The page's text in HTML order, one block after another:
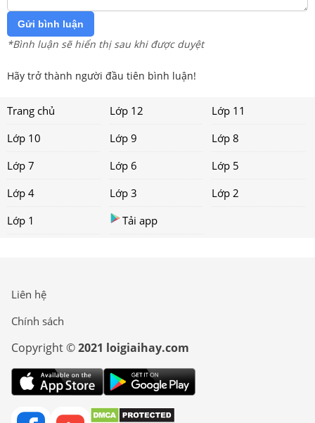
Gửi bình luận
*Bình luận sẽ hiển thị sau khi được duyệt
Hãy trở thành người đầu tiên bình luận!
Trang chủ Lớp 12
Lớp 11
Lớp 10
Lớp 9
Lớp 8
Lớp 7
Lớp 6
Lớp 5
Lớp 4
Lớp 3
Lớp 2
Lớp 1
Tải app
Liên hệ
Chính sách
Copyright ©2021 loigiaihay.com